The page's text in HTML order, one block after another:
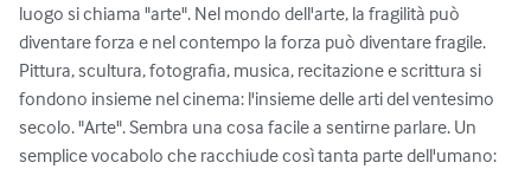
luogo si chiama "arte". Nel mondo dell'arte, la fragilità può
diventare forza e nel contempo la forza può diventare fragile.
Pittura, scultura, fotografia, musica, recitazione e scrittura si
fondono insieme nel cinema: l'insieme delle arti del ventesimo
secolo. "Arte". Sembra una cosa facile a sentirne parlare. Un
semplice vocabolo che racchiude così tanta parte dell'umano: